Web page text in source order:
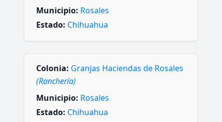
Municipio: Rosales
Estado: Chihuahua
Colonia: Granjas Haciendas de Rosales
(Ranchería)
Municipio: Rosales
Estado: Chihuahua